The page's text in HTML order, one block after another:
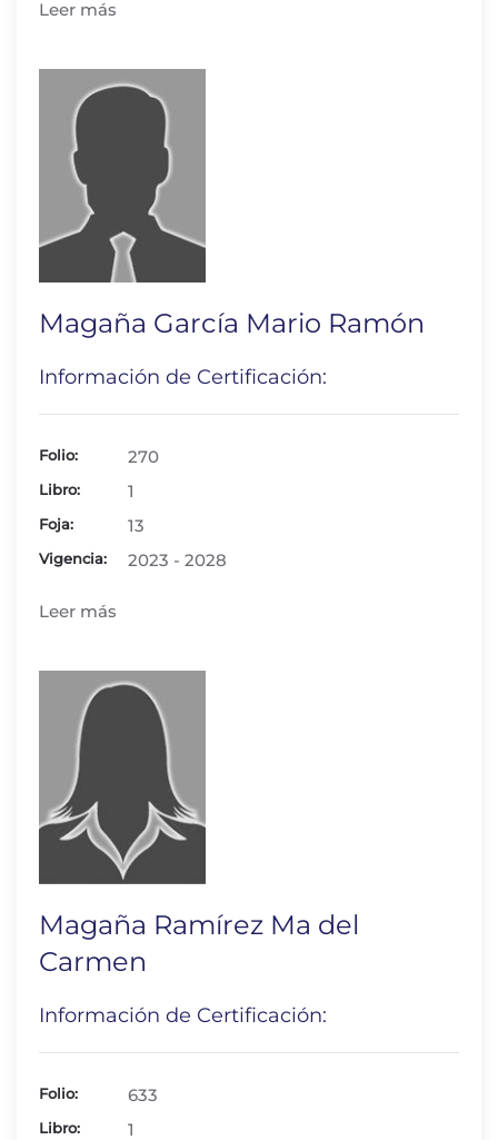
Leer más
Magaña García Mario Ramón
Información de Certificación:
Folio: 270
Libro: 1
Foja: 13
Vigencia: 2023 - 2028
Leer más
Magaña Ramírez Ma del
Carmen
Información de Certificación:
Folio: 633
Libro: 1